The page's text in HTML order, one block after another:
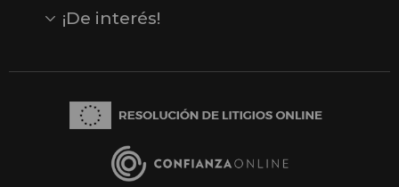
Opiniones
Reseñas en Google
¡De interés!